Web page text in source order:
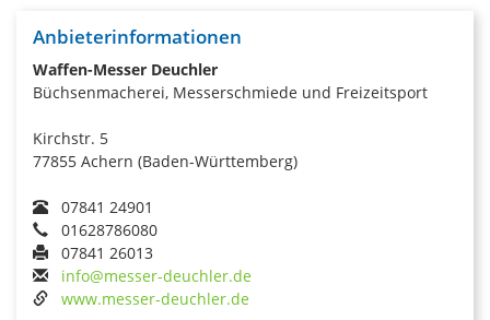
Anbieterinformationen
Waffen-Messer Deuchler
Büchsenmacherei, Messerschmiede und Freizeitsport
Kirchstr. 5
77855 Achern (Baden-Württemberg)
07841 24901
01628786080
07841 26013
info@messer-deuchler.de
www.messer-deuchler.de